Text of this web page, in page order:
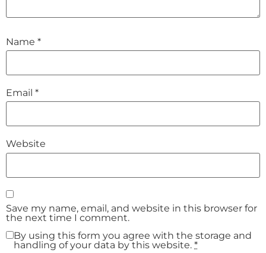
Name *
Email *
Website
Save my name, email, and website in this browser for
the next time I comment.
By using this form you agree with the storage and
handling of your data by this website. *